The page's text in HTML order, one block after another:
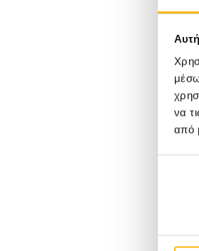
να
από
Το διεθνές
Surgical
από το 2012
ευρωπαϊκή